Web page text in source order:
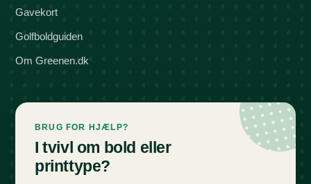
Gavekort
Golfboldguiden
Om Greenen.dk
BRUG FOR HJÆLP?
I tvivl om bold eller
printtype?